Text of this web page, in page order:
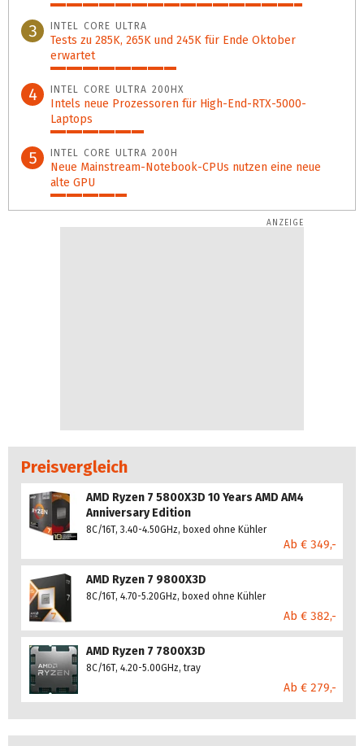
86%
3 INTEL CORE ULTRA
Tests zu 285K, 265K und 245K für Ende Oktober
erwartet
43%
4 INTEL CORE ULTRA 200HX
Intels neue Prozessoren für High-End-RTX-5000-
Laptops
32%
5 INTEL CORE ULTRA 200H
Neue Mainstream-Notebook-CPUs nutzen eine neue
alte GPU
26%
Preisvergleich
AMD Ryzen 7 5800X3D 10 Years AMD AM4
Anniversary Edition
8C/16T, 3.40-4.50GHz, boxed ohne Kühler
Ab € 349,-
AMD Ryzen 7 9800X3D
8C/16T, 4.70-5.20GHz, boxed ohne Kühler
Ab € 382,-
AMD Ryzen 7 7800X3D
8C/16T, 4.20-5.00GHz, tray
Ab € 279,-